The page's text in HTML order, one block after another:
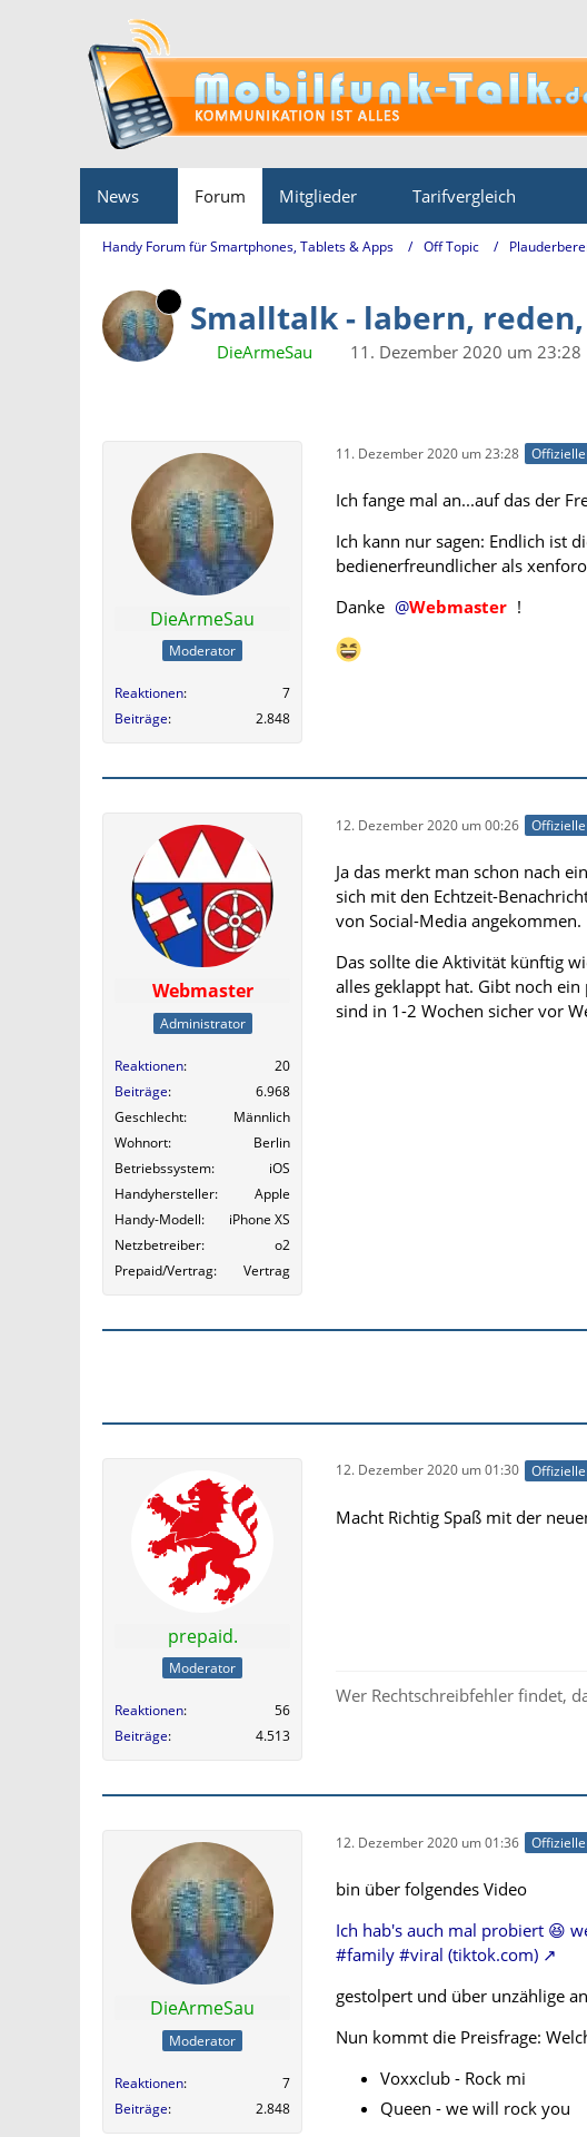
News Forum Mitglieder Tarifvergleich
Handy Forum für Smartphones, Tablets & Apps Off Topic
Smalltalk - labern,
DieArmeSau 11. Dezember 2020 um 23:28
DieArmeSau
Moderator
Reaktionen
7
Beiträge
2.848
11. Dezember 2020 um 23:28
Ich fange mal an...auf das der
Ich kann nur sagen: Endlich ist
bedienerfreundlicher als
Danke
Webmaster !
Webmaster
Administrator
Reaktionen
20
Beiträge
6.968
Geschlecht
Männlich
Wohnort
Berlin
Betriebssystem
iOS
Handyhersteller
Apple
Handy-Modell
iPhone XS
Netzbetreiber
o2
Prepaid/Vertrag
Vertrag
12. Dezember 2020 um 00:26
Ja das merkt man schon nach
sich mit den Echtzeit-
von Social-Media angekommen.
Das sollte die Aktivität künftig
alles geklappt hat. Gibt noch
sind in 1-2 Wochen sicher vor
prepaid.
Moderator
Reaktionen
56
Beiträge
4.513
12. Dezember 2020 um 01:30
Macht Richtig Spaß mit der
Wer Rechtschreibfehler findet,
DieArmeSau
Moderator
Reaktionen
7
Beiträge
2.848
12. Dezember 2020 um 01:36
bin über folgendes Video
Ich hab's auch mal probiert 😆
#family #viral (tiktok.com)
gestolpert und über unzählige
Nun kommt die Preisfrage:
Voxxclub - Rock mi
Queen - we will rock you